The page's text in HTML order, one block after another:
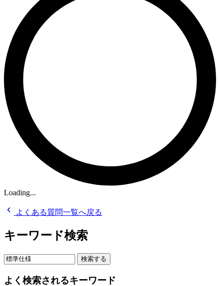
Loading...
chevron_left よくある質問一覧へ戻る
キーワード検索
検索する
よく検索されるキーワード